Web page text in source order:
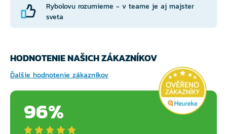
Rybolovu rozumieme - v teame je aj majster
sveta
HODNOTENIE NAŠICH ZÁKAZNÍKOV
Ďalšie hodnotenie zákazníkov
96%